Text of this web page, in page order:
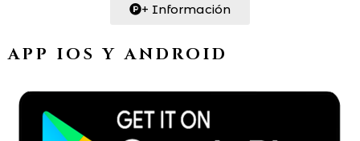
+ Información
APP IOS Y ANDROID